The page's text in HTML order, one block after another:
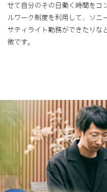
せて自分のその日働く時間をコ
ルワーク制度を利用して、ソニ
サティライト勤務ができたりな
徴です。